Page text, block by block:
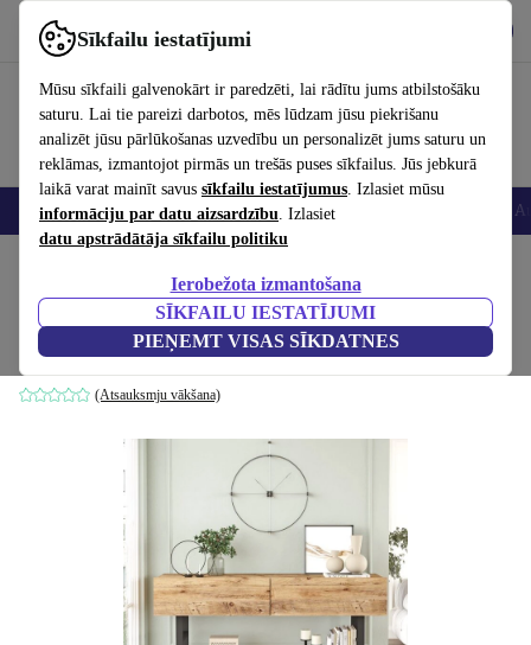
Sīkfailu iestatījumi
Mūsu sīkfaili galvenokārt ir paredzēti, lai rādītu jums atbilstošāku
saturu. Lai tie pareizi darbotos, mēs lūdzam jūsu piekrišanu
analizēt jūsu pārlūkošanas uzvedību un personalizēt jums saturu un
reklāmas, izmantojot pirmās un trešās puses sīkfailus. Jūs jebkurā
laikā varat mainīt savus sīkfailu iestatījumus. Izlasiet mūsu
informāciju par datu aizsardzību. Izlasiet
datu apstrādātāja sīkfailu politiku
Ierobežota izmantošana
SĪKFAILU IESTATĪJUMI
PIEŅEMT VISAS SĪKDATNES
Izmantojiet refurbed ātri un viegli
Viedtālruņi Portatīvie datori Planšetes Viedpulksteņi
konsoles galds ar plauktu brūns
brūns
(Atsauksmju vākšana)